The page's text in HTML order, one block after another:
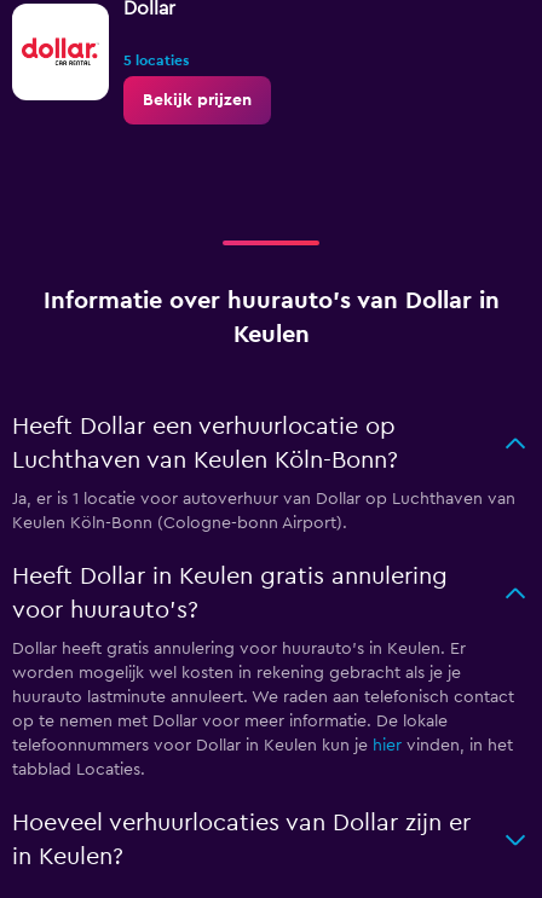
Dollar
5 locaties
Bekijk prijzen
Informatie over huurauto's van Dollar in
Keulen
Heeft Dollar een verhuurlocatie op
Luchthaven van Keulen Köln-Bonn?
Ja, er is 1 locatie voor autoverhuur van Dollar op Luchthaven van
Keulen Köln-Bonn (Cologne-bonn Airport).
Heeft Dollar in Keulen gratis annulering
voor huurauto's?
Dollar heeft gratis annulering voor huurauto's in Keulen. Er
worden mogelijk wel kosten in rekening gebracht als je je
huurauto lastminute annuleert. We raden aan telefonisch contact
op te nemen met Dollar voor meer informatie. De lokale
telefoonnummers voor Dollar in Keulen kun je hier vinden, in het
tabblad Locaties.
Hoeveel verhuurlocaties van Dollar zijn er
in Keulen?